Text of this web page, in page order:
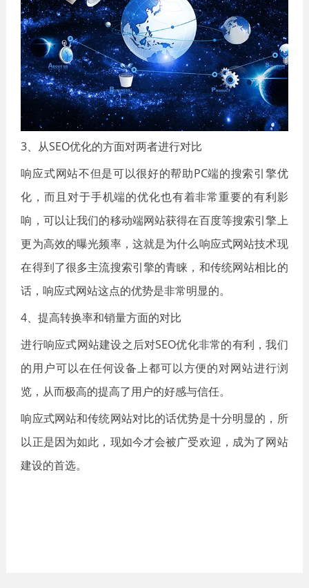
3、从SEO优化的方面对两者进行对比
响应式网站不但是可以很好的帮助PC端的搜索引擎优
化，而且对于手机端的优化也有着非常重要的有利影
响，可以让我们的移动端网站获得在百度等搜索引擎上
更为高效的曝光频率，这就是为什么响应式网站技术现
在得到了很多主流搜索引擎的青睐，和传统网站相比的
话，响应式网站这点的优势是非常明显的。
4、提高转换率和销量方面的对比
进行响应式网站建设之后对SEO优化非常的有利，我们
的用户可以在任何设备上都可以方便的对网站进行浏
览，从而极高的提高了用户的好感与信任。
响应式网站和传统网站对比的话优势是十分明显的，所
以正是因为如此，现如今才会被广受欢迎，成为了网站
建设的首选。